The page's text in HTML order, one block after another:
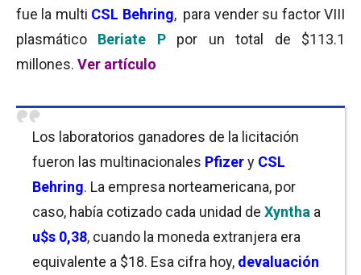
fue la multi CSL Behring, para vender su factor VIII
plasmático Beriate Ppor un total de $113.1
millones. Ver artículo
Los laboratorios ganadores de la licitación
fueron las multinacionales Pfizery CSL
Behring. La empresa norteamericana, por
caso, había cotizado cada unidad de Xyntha a
u$s 0,38, cuando la moneda extranjera era
equivalente a $18. Esa cifra hoy, devaluación